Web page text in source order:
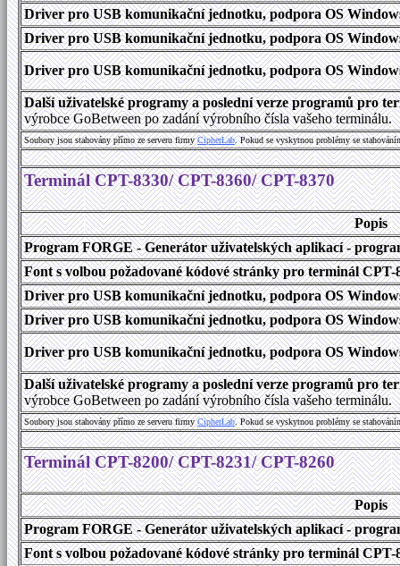
Driver pro USB komunikační jednotku, podpora OS
Driver pro USB komunikační jednotku, podpora OS
Driver pro USB komunikační jednotku, podpora OS
Další uživatelské programy a poslední verze programů pro
výrobce GoBetween po zadání výrobního čísla vašeho terminálu.
Soubory jsou stahovány přímo ze serveru firmyCipherLab. Pokud se vyskytnou problémy se
Terminál CPT-8330/ CPT-8360/ CPT-8370
Popis
Program FORGE - Generátor uživatelských aplikací -
Font s volbou požadované kódové stránky pro terminál
Driver pro USB komunikační jednotku, podpora OS
Driver pro USB komunikační jednotku, podpora OS
Driver pro USB komunikační jednotku, podpora OS
Další uživatelské programy a poslední verze programů pro
výrobce GoBetween po zadání výrobního čísla vašeho terminálu.
Soubory jsou stahovány přímo ze serveru firmyCipherLab. Pokud se vyskytnou problémy se
Terminál CPT-8200/ CPT-8231/ CPT-8260
Popis
Program FORGE - Generátor uživatelských aplikací -
Font s volbou požadované kódové stránky pro terminál